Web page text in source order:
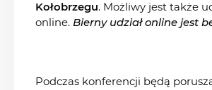
Kołobrzegu. Możliwy jest także
online. Bierny udział online jest
Podczas konferencji będą